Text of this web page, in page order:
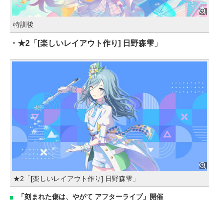
特訓後
・★2「[楽しいレイアウト作り] 日野森雫」
★2「[楽しいレイアウト作り] 日野森雫」
「刻まれた傷は、やがて アフターライブ」開催